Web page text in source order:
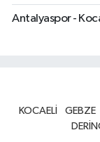
Antalyaspor -
KOCAELİ GEBZE